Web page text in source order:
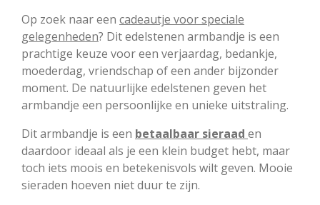
Op zoek naar een cadeautje voor speciale
gelegenheden? Dit edelstenen armbandje is een
prachtige keuze voor een verjaardag, bedankje,
moederdag, vriendschap of een ander bijzonder
moment. De natuurlijke edelstenen geven het
armbandje een persoonlijke en unieke uitstraling.
Dit armbandje is een betaalbaar sieraad en
daardoor ideaal als je een klein budget hebt, maar
toch iets moois en betekenisvols wilt geven. Mooie
sieraden hoeven niet duur te zijn.